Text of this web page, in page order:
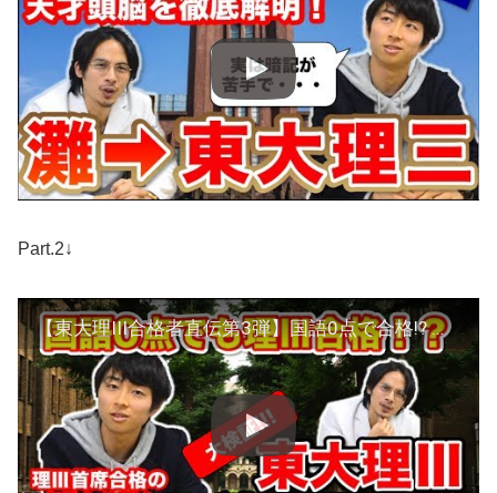
Part.2↓
【東大理III合格者直伝第3弾】国語0点で合格!? 東京大学理科三類１科目不要説を大検証！